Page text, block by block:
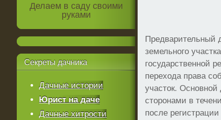
Предварительный
земельного
государственной
перехода права
участок. Основной
сторонами в
после
Делаем в саду своими
руками
Секреты дачника
Дачные истории
Юрист на даче
Дачные хитрости